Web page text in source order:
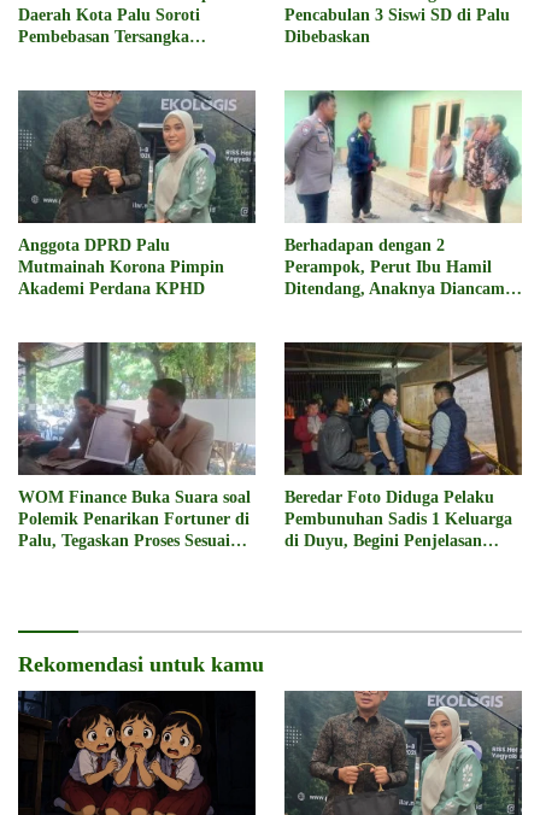
Daerah Kota Palu Soroti
Pembebasan Tersangka
Pencabulan 3 Siswi SD di Palu
Dibebaskan
Anggota DPRD Palu
Mutmainah Korona Pimpin
Akademi Perdana KPHD
Berhadapan dengan 2
Perampok, Perut Ibu Hamil
Ditendang, Anaknya Diancam
WOM Finance Buka Suara soal
Polemik Penarikan Fortuner di
Palu, Tegaskan Proses Sesuai
Beredar Foto Diduga Pelaku
Pembunuhan Sadis 1 Keluarga
di Duyu, Begini Penjelasan
Rekomendasi untuk kamu